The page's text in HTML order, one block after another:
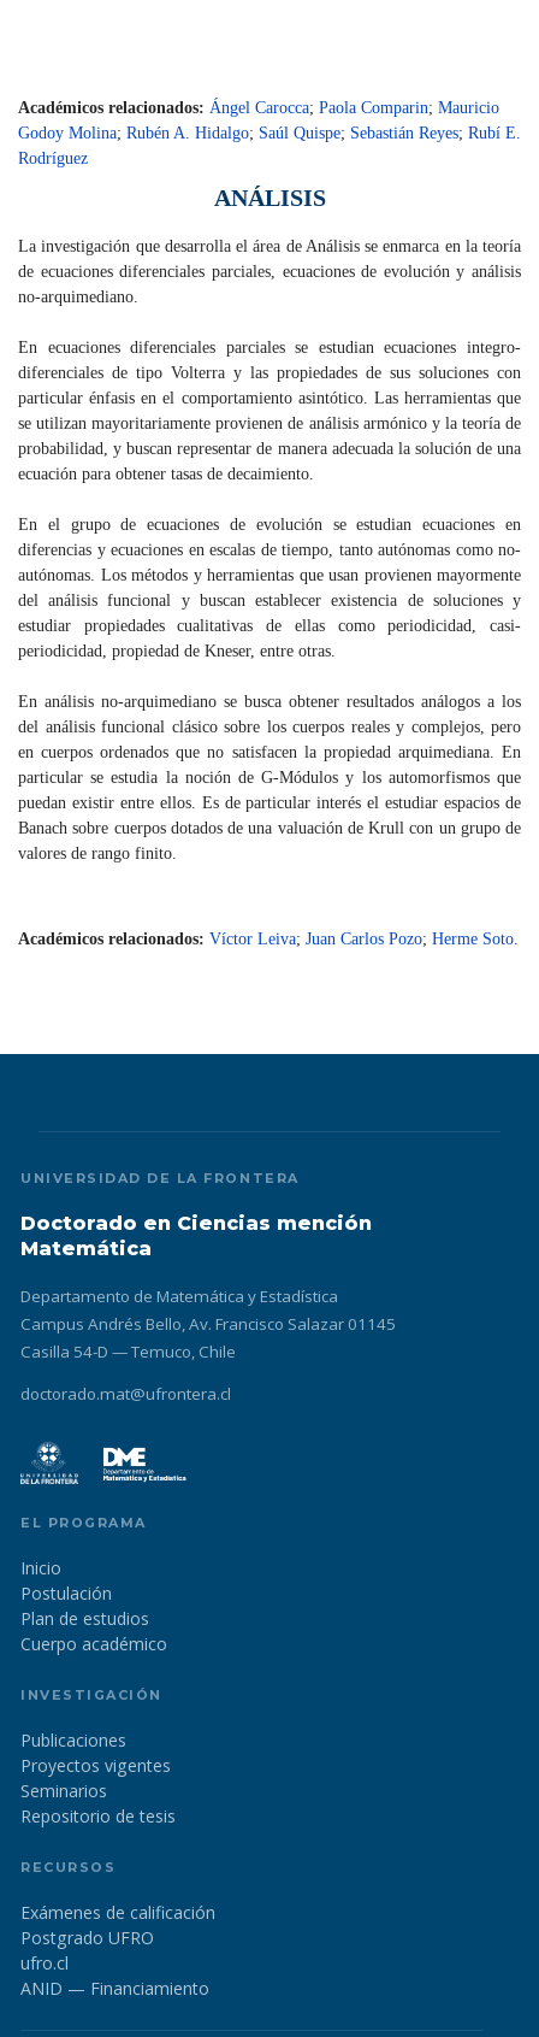
Académicos relacionados: Ángel Carocca; Paola Comparin; Mauricio
Godoy Molina; Rubén A. Hidalgo; Saúl Quispe; Sebastián Reyes; Rubí E.
Rodríguez
ANÁLISIS
La investigación que desarrolla el área de Análisis se enmarca en la teoría
de ecuaciones diferenciales parciales, ecuaciones de evolución y análisis
no-arquimediano.
En ecuaciones diferenciales parciales se estudian ecuaciones integro-
diferenciales de tipo Volterra y las propiedades de sus soluciones con
particular énfasis en el comportamiento asintótico. Las herramientas que
se utilizan mayoritariamente provienen de análisis armónico y la teoría de
probabilidad, y buscan representar de manera adecuada la solución de una
ecuación para obtener tasas de decaimiento.
En el grupo de ecuaciones de evolución se estudian ecuaciones en
diferencias y ecuaciones en escalas de tiempo, tanto autónomas como no-
autónomas. Los métodos y herramientas que usan provienen mayormente
del análisis funcional y buscan establecer existencia de soluciones y
estudiar propiedades cualitativas de ellas como periodicidad, casi-
periodicidad, propiedad de Kneser, entre otras.
En análisis no-arquimediano se busca obtener resultados análogos a los
del análisis funcional clásico sobre los cuerpos reales y complejos, pero
en cuerpos ordenados que no satisfacen la propiedad arquimediana. En
particular se estudia la noción de G-Módulos y los automorfismos que
puedan existir entre ellos. Es de particular interés el estudiar espacios de
Banach sobre cuerpos dotados de una valuación de Krull con un grupo de
valores de rango finito.
Académicos relacionados: Víctor Leiva; Juan Carlos Pozo; Herme Soto.
UNIVERSIDAD DE LA FRONTERA
Doctorado en Ciencias mención
Matemática
Departamento de Matemática y Estadística
Campus Andrés Bello, Av. Francisco Salazar 01145
Casilla 54-D — Temuco, Chile
doctorado.mat@ufrontera.cl
EL PROGRAMA
Inicio
Postulación
Plan de estudios
Cuerpo académico
INVESTIGACIÓN
Publicaciones
Proyectos vigentes
Seminarios
Repositorio de tesis
RECURSOS
Exámenes de calificación
Postgrado UFRO
ufro.cl
ANID — Financiamiento